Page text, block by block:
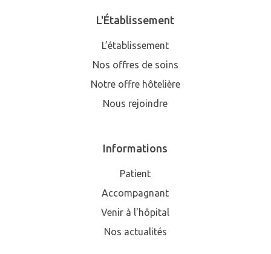
L'Établissement
L’établissement
Nos offres de soins
Notre offre hôtelière
Nous rejoindre
Informations
Patient
Accompagnant
Venir à l'hôpital
Nos actualités